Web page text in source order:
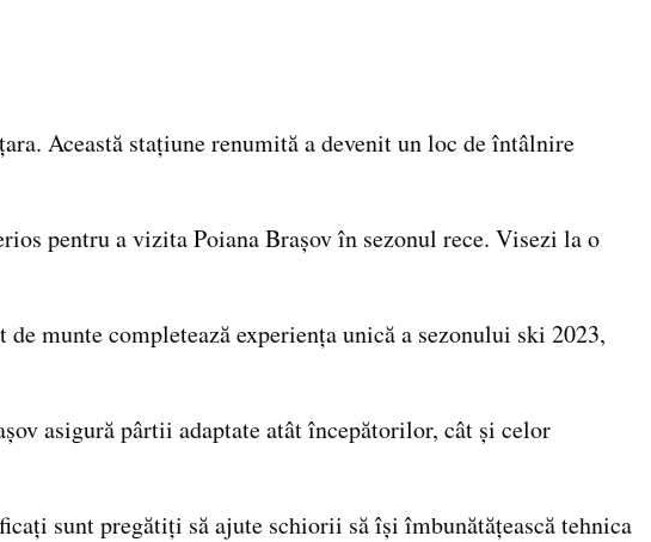
Această stațiune renumită a devenit un loc de întâlnire
pentru a vizita Poiana Brașov în sezonul rece. Visezi la o
munte completează experiența unică a sezonului ski 2023,
asigură pârtii adaptate atât începătorilor, cât și celor
sunt pregătiți să ajute schiorii să își îmbunătățească tehnica